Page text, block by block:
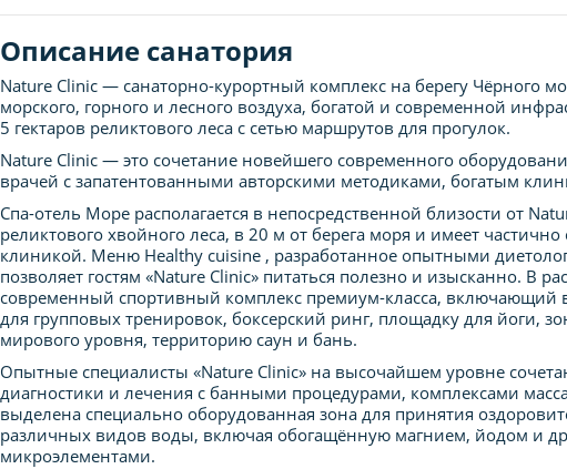
Описание санатория
Nature Clinic — санаторно-курортный комплекс на берегу Чёрного
морского, горного и лесного воздуха, богатой и современной
5 гектаров реликтового леса с сетью маршрутов для прогулок.
Nature Clinic — это сочетание новейшего современного
врачей с запатентованными авторскими методиками, богатым
Спа-отель Море располагается в непосредственной близости от
реликтового хвойного леса, в 20 м от берега моря и имеет
клиникой. Меню Healthy cuisine , разработанное опытными
позволяет гостям «Nature Clinic» питаться полезно и изысканно. В
современный спортивный комплекс премиум-класса, включающий
для групповых тренировок, боксерский ринг, площадку для йоги,
мирового уровня, территорию саун и бань.
Опытные специалисты «Nature Clinic» на высочайшем уровне
диагностики и лечения с банными процедурами, комплексами
выделена специально оборудованная зона для принятия
различных видов воды, включая обогащённую магнием, йодом и
микроэлементами.